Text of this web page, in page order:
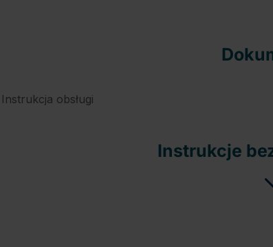
Instrukcja obsługi
Instrukcje